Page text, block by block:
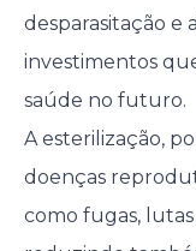
desparasitação e
investimentos
saúde no futuro.
A esterilização,
doenças
como fugas,